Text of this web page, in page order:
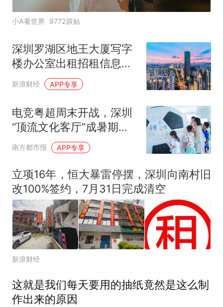
小A看世界 9772跟贴
深圳罗湖区地王大厦写字
楼办公室出租招租信息：
深南大道384米地标双地
铁上盖LEED金级甲级办公
新浪财经 APP专享
电竞粤超周末开战，深圳
“顶流文化客厅”成暑期最
火打卡地
南方都市报 APP专享
立项16年，恒大暴雷停摆，深圳向南村旧
改100%签约，7月31日完成清空
新浪财经
这就是我们每天要用的抽纸竟然是这么制
作出来的原因